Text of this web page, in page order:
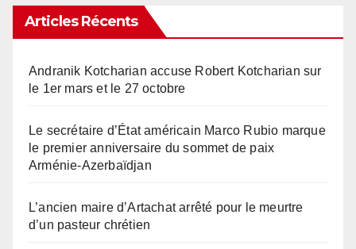
Articles Récents
Andranik Kotcharian accuse Robert Kotcharian sur
le 1er mars et le 27 octobre
Le secrétaire d’État américain Marco Rubio marque
le premier anniversaire du sommet de paix
Arménie-Azerbaïdjan
L’ancien maire d’Artachat arrêté pour le meurtre
d’un pasteur chrétien